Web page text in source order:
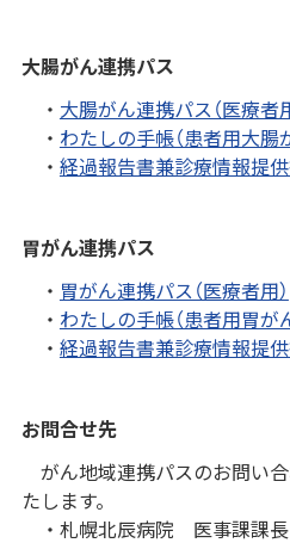
大腸がん連携パス
・ 大腸がん連携パス（医療者
・ わたしの手帳（患者用大腸
・ 経過報告書兼診療情報提
胃がん連携パス
・ 胃がん連携パス（医療者用）
・ わたしの手帳（患者用胃が
・ 経過報告書兼診療情報提
お問合せ先
がん地域連携パスのお問い
たします。
・札幌北辰病院 医事課課長